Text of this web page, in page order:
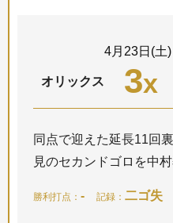
4月23日(土
オリックス 3x
同点で迎えた延長11回
見のセカンドゴロを中村
勝利打点： - 記録： 二ゴ失